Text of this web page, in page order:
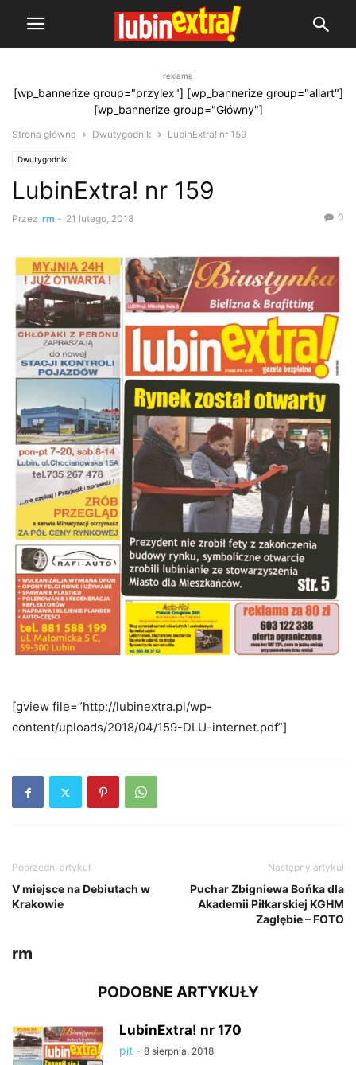
reklama
[wp_bannerize group="przylex"] [wp_bannerize group="allart"]
[wp_bannerize group="Główny"]
Strona główna Dwutygodnik LubinExtra! nr 159
Dwutygodnik
LubinExtra! nr 159
Przez rm - 21 lutego, 2018 0
[gview file=”http://lubinextra.pl/wp-
content/uploads/2018/04/159-DLU-internet.pdf”]
Poprzedni artykuł
V miejsce na Debiutach w
Krakowie
Następny artykuł
Puchar Zbigniewa Bońka dla
Akademii Piłkarskiej KGHM
Zagłębie – FOTO
rm
PODOBNE ARTYKUŁY
LubinExtra! nr 170
pit - 8 sierpnia, 2018